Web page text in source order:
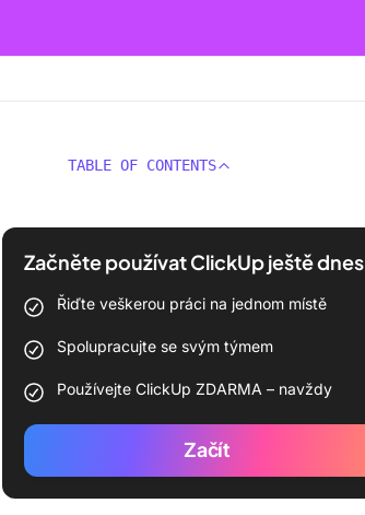
TABLE OF CONTENTS
Začněte používat ClickUp ještě dnes
Řiďte veškerou práci na jednom místě
Spolupracujte se svým týmem
Používejte ClickUp ZDARMA – navždy
Začít